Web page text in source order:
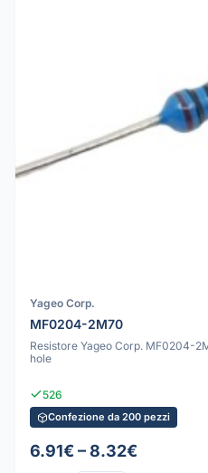
Yageo Corp.
MF0204-2M70
Resistore Yageo Corp. MF0204-
hole
526
Confezione da 200 pezzi
6.91€ – 8.32€